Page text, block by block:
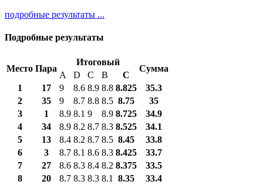
подробные результаты ...
Подробные результаты
Место Пара
Итоговый
Сумма
A D C B
С
1
17 9 8.6 8.9 8.8 8.825
35.3
2
35 9 8.7 8.8 8.5 8.75
35
3
1 8.9 8.1 9 8.9 8.725
34.9
4
34 8.9 8.2 8.7 8.3 8.525
34.1
5
13 8.4 8.2 8.7 8.5 8.45
33.8
6
3 8.7 8.1 8.6 8.3 8.425
33.7
7
27 8.6 8.3 8.4 8.2 8.375
33.5
8
20 8.7 8.3 8.3 8.1 8.35
33.4